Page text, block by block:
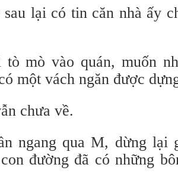
lại có tin căn nhà ấy
mò vào quán, muốn
một vách ngăn được
chưa về.
ngang qua M, dừng lại
đường đã có những